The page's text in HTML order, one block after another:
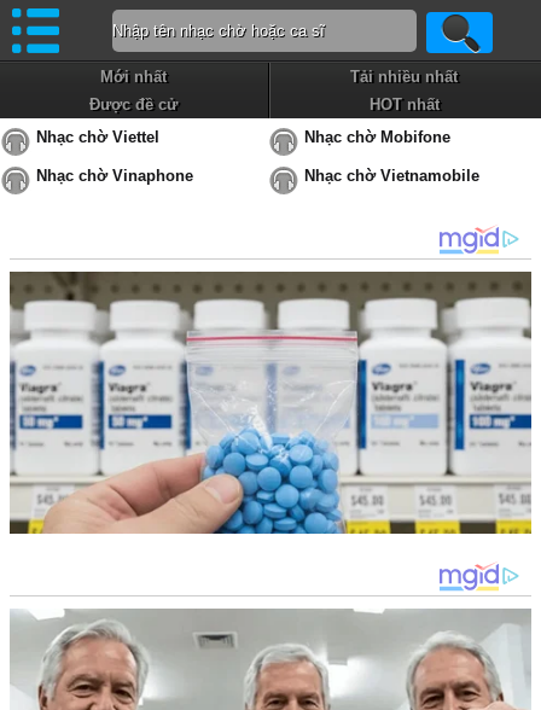
Mới nhất
Tải nhiều nhất
Được đề cử
HOT nhất
Nhạc chờ Viettel
Nhạc chờ Mobifone
Nhạc chờ Vinaphone Nhạc chờ Vietnamobile